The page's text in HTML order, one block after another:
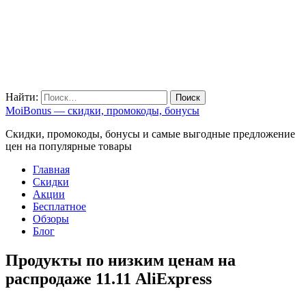
Найти:
MoiBonus — скидки, промокоды, бонусы
Скидки, промокоды, бонусы и самые выгодные предложение
цен на популярные товары
Главная
Скидки
Акции
Бесплатное
Обзоры
Блог
Продукты по низким ценам на
распродаже 11.11 AliExpress